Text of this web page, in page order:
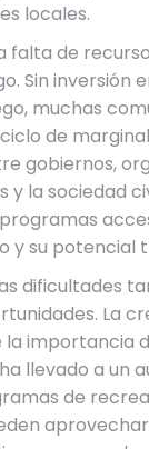
locales.
falta de
Sin inversión
muchas
de
gobiernos,
la sociedad
y su potencial
dificultades
La
importancia
llevado a un
de